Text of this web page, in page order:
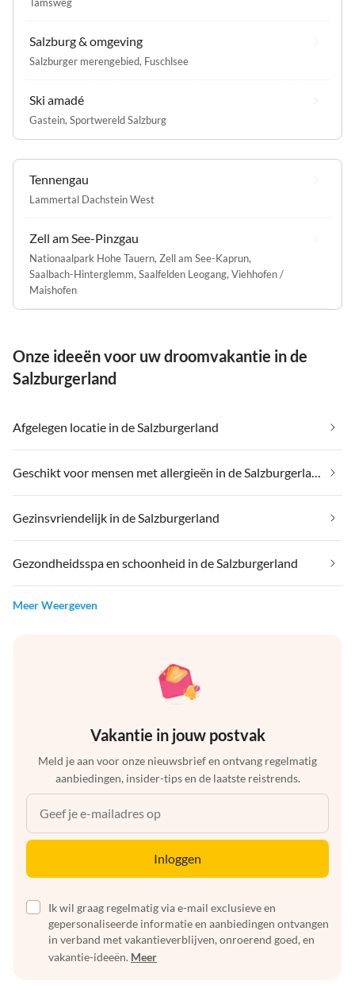
Salzburg & omgeving
Salzburger merengebied, Fuschlsee
Ski amadé
Gastein, Sportwereld Salzburg
Tennengau
Lammertal Dachstein West
Zell am See-Pinzgau
Nationaalpark Hohe Tauern, Zell am See-Kaprun,
Saalbach-Hinterglemm, Saalfelden Leogang, Viehhofen /
Maishofen
Onze ideeën voor uw droomvakantie in de
Salzburgerland
Afgelegen locatie in de Salzburgerland
Geschikt voor mensen met allergieën in de Salzburgerland
Gezinsvriendelijk in de Salzburgerland
Gezondheidsspa en schoonheid in de Salzburgerland
Meer Weergeven
Vakantie in jouw postvak
Meld je aan voor onze nieuwsbrief en ontvang regelmatig
aanbiedingen, insider-tips en de laatste reistrends.
Inloggen
Ik wil graag regelmatig via e-mail exclusieve en
gepersonaliseerde informatie en aanbiedingen ontvangen
in verband met vakantieverblijven, onroerend goed, en
vakantie-ideeën. Meer